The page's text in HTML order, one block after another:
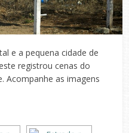
e a pequena cidade de
registrou cenas do
Acompanhe as imagens